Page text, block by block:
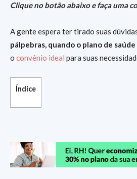
Clique no botão abaixo e faça uma
A gente espera ter tirado suas
pálpebras, quando o plano de
o convênio ideal para suas
Índice